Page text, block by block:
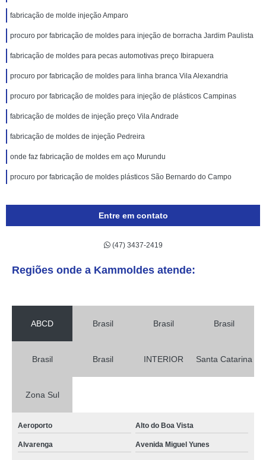
fabricação de molde injeção Amparo
procuro por fabricação de moldes para injeção de borracha Jardim Paulista
fabricação de moldes para pecas automotivas preço Ibirapuera
procuro por fabricação de moldes para linha branca Vila Alexandria
procuro por fabricação de moldes para injeção de plásticos Campinas
fabricação de moldes de injeção preço Vila Andrade
fabricação de moldes de injeção Pedreira
onde faz fabricação de moldes em aço Murundu
procuro por fabricação de moldes plásticos São Bernardo do Campo
Entre em contato
(47) 3437-2419
Regiões onde a Kammoldes atende:
ABCD Brasil Brasil Brasil
Brasil Brasil INTERIOR Santa Catarina
Zona Sul
Aeroporto Alto do Boa Vista
Alvarenga Avenida Miguel Yunes